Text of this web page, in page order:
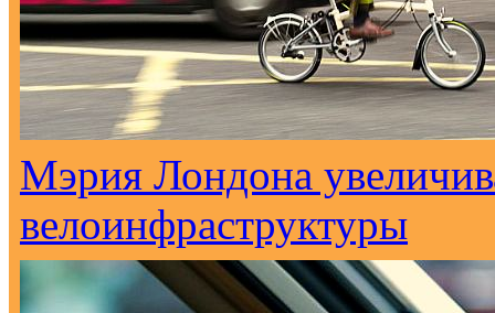
Мэрия Лондона
велоинфраструктуры